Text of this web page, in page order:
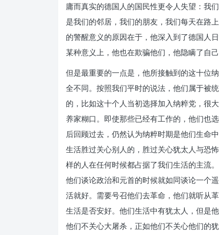
庸而真实的德国人的国民性更令人失望：我
是我们的邻居，我们的朋友，我们每天在路
的警醒意义的原因在于，他深入到了德国
某种意义上，他也在欺骗他们，他隐瞒了自
但是最重要的一点是，他所接触到的这十位
全不同。按照我们平时的说法，他们属于被
的，比如这十个人当初选择加入纳粹党，很
养家糊口。即使那些已经有工作的，他们也
后回顾过去，仍然认为纳粹时期是他们生命
生活胜过关心别人的，胜过关心犹太人与恐
样的人在任何时候都占据了我们生活的主流
他们谈论政治和元首的时候就如同谈论一个
活就好。需要号召他们去革命，他们就听从
生活是否安好。他们生活中有犹太人，但是
他们不关心大屠杀，正如他们不关心他们的